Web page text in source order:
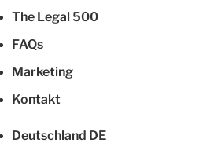
The Legal 500
FAQs
Marketing
Kontakt
Deutschland DE